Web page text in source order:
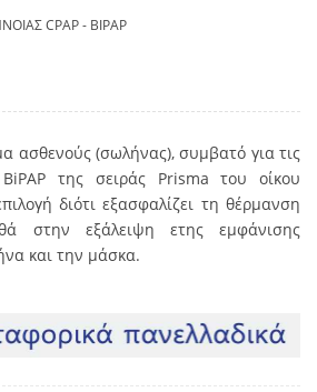
CPAP - BIPAP
ασθενούς (σωλήνας), συμβατό για τις
της σειράς Prisma του οίκου
διότι εξασφαλίζει τη θέρμανση
στην εξάλειψη ετης εμφάνισης
και την μάσκα.